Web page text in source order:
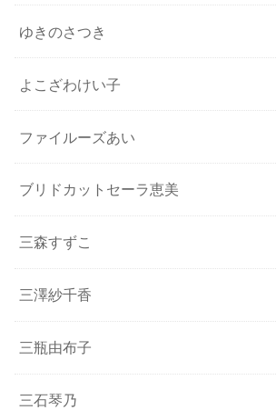
ゆきのさつき
よこざわけい子
ファイルーズあい
ブリドカットセーラ恵美
三森すずこ
三澤紗千香
三瓶由布子
三石琴乃